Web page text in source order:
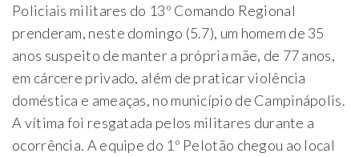
Policiais militares do 13º Comando Regional
prenderam, neste domingo (5.7), um homem de 35
anos suspeito de manter a própria mãe, de 77 anos,
em cárcere privado, além de praticar violência
doméstica e ameaças, no município de Campinápolis.
A vítima foi resgatada pelos militares durante a
ocorrência. A equipe do 1º Pelotão chegou ao local